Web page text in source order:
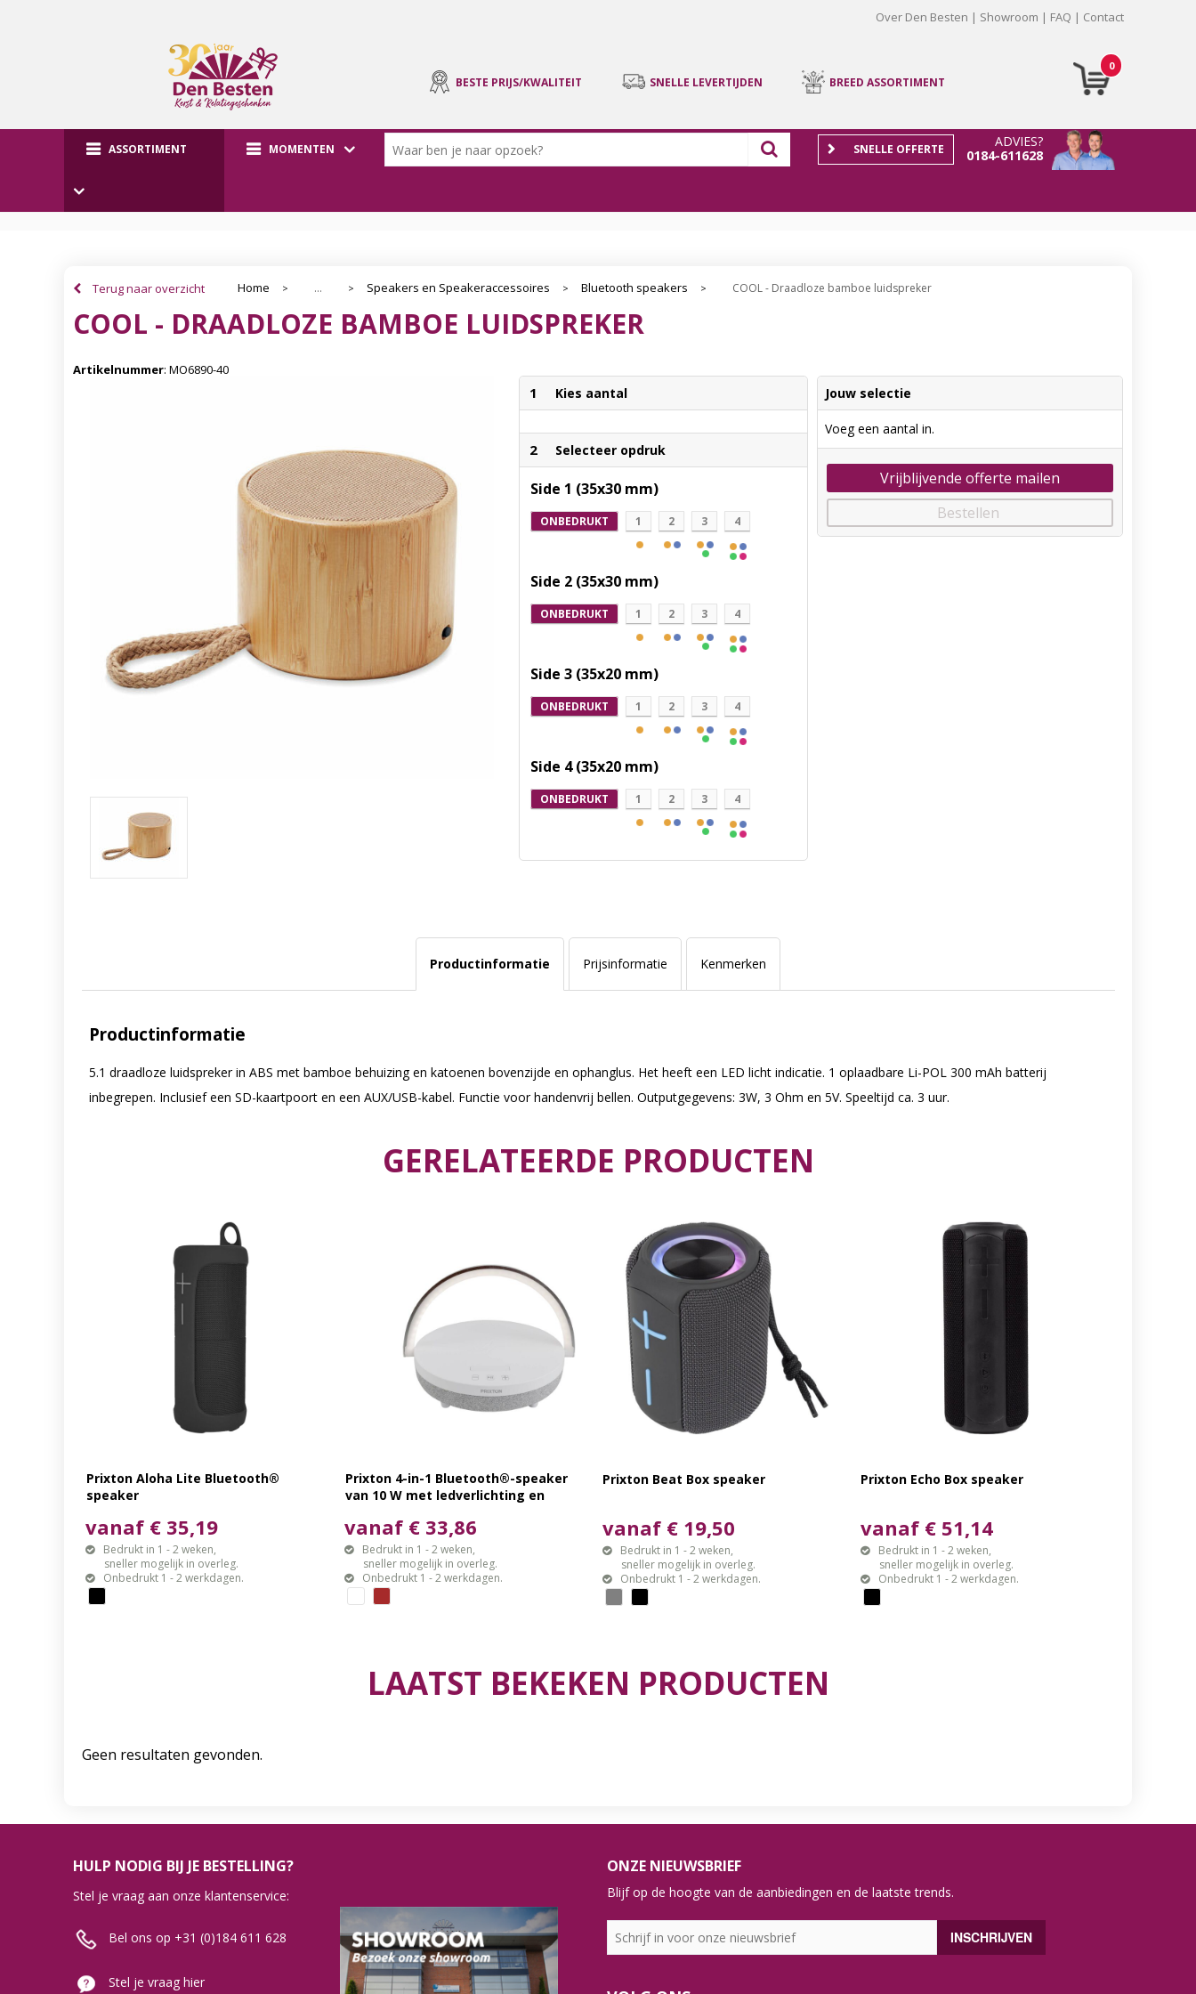
Over Den Besten Showroom FAQ Contact
0
BESTE PRIJS/KWALITEIT SNELLE LEVERTIJDEN BREED ASSORTIMENT
ASSORTIMENT MOMENTEN
ADVIES?
0184-611628
SNELLE OFFERTE
Terug naar overzicht Home > ... > Speakers en Speakeraccessoires > Bluetooth speakers > COOL - Draadloze bamboe luidspreker
COOL - DRAADLOZE BAMBOE LUIDSPREKER
Artikelnummer: MO6890-40
1 Kies aantal
2 Selecteer opdruk
Side 1 (35x30 mm)
ONBEDRUKT 1 2 3 4
Side 2 (35x30 mm)
ONBEDRUKT 1 2 3 4
Side 3 (35x20 mm)
ONBEDRUKT 1 2 3 4
Side 4 (35x20 mm)
ONBEDRUKT 1 2 3 4
Jouw selectie
Voeg een aantal in.
Vrijblijvende offerte mailen
Bestellen
Productinformatie Prijsinformatie Kenmerken
Productinformatie
5.1 draadloze luidspreker in ABS met bamboe behuizing en katoenen bovenzijde en ophanglus. Het heeft een LED licht indicatie. 1 oplaadbare Li-POL 300 mAh batterij
inbegrepen. Inclusief een SD-kaartpoort en een AUX/USB-kabel. Functie voor handenvrij bellen. Outputgegevens: 3W, 3 Ohm en 5V. Speeltijd ca. 3 uur.
GERELATEERDE PRODUCTEN
Prixton Aloha Lite Bluetooth®
speaker
vanaf € 35,19
Bedrukt in 1 - 2 weken,
sneller mogelijk in overleg.
Onbedrukt 1 - 2 werkdagen.
Prixton 4-in-1 Bluetooth®-speaker
van 10 W met ledverlichting en
vanaf € 33,86
Bedrukt in 1 - 2 weken,
sneller mogelijk in overleg.
Onbedrukt 1 - 2 werkdagen.
Prixton Beat Box speaker
vanaf € 19,50
Bedrukt in 1 - 2 weken,
sneller mogelijk in overleg.
Onbedrukt 1 - 2 werkdagen.
Prixton Echo Box speaker
vanaf € 51,14
Bedrukt in 1 - 2 weken,
sneller mogelijk in overleg.
Onbedrukt 1 - 2 werkdagen.
LAATST BEKEKEN PRODUCTEN
Geen resultaten gevonden.
HULP NODIG BIJ JE BESTELLING?
Stel je vraag aan onze klantenservice:
Bel ons op +31 (0)184 611 628
Stel je vraag hier
ONZE NIEUWSBRIEF
Blijf op de hoogte van de aanbiedingen en de laatste trends.